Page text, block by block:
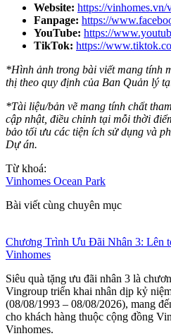
Website: https://
Fanpage: https://
YouTube: https://
TikTok: https://
*Hình ảnh trong bài viết mang tính
thị theo quy định của Ban Quản lý
*Tài liệu/bản vẽ mang tính chất
cập nhật, điều chỉnh tại mỗi thời
bảo tối ưu các tiện ích sử dụng và
Dự án.
Từ khoá:
Vinhomes Ocean Park
Bài viết cùng chuyên mục
Chương Trình Ưu Đãi Nhân 3: Lên
Vinhomes
Siêu quà tặng ưu đãi nhân 3 là
Vingroup triển khai nhân dịp kỷ
(08/08/1993 – 08/08/2026), mang
cho khách hàng thuộc cộng đồng
Vinhomes.